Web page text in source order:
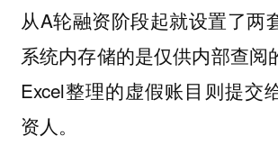
从A轮融资阶段起就设置了两
系统内存储的是仅供内部查阅
Excel整理的虚假账目则提交
资人。